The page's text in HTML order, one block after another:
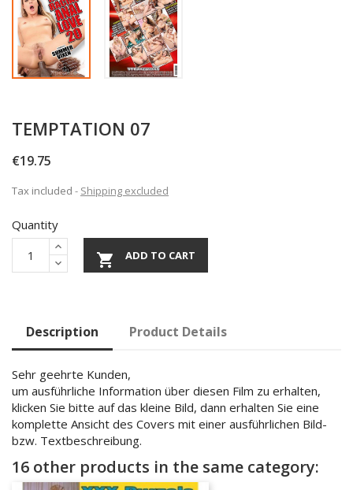
TEMPTATION 07
€19.75
Tax included Shipping excluded
Quantity
 ADD TO CART
Description Product Details
Sehr geehrte Kunden,
um ausführliche Information über diesen Film zu erhalten,
klicken Sie bitte auf das kleine Bild, dann erhalten Sie eine
komplette Ansicht des Covers mit einer ausführlichen Bild-
bzw. Textbeschreibung.
16 other products in the same category: